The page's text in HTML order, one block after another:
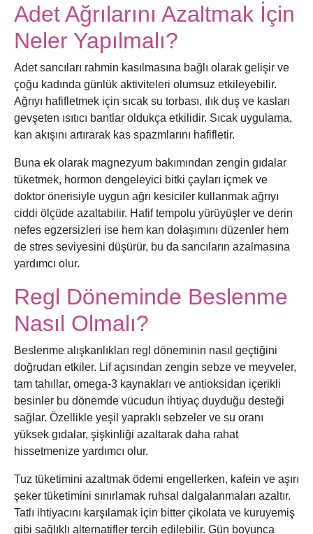
Adet Ağrılarını Azaltmak İçin
Neler Yapılmalı?
Adet sancıları rahmin kasılmasına bağlı olarak gelişir ve
çoğu kadında günlük aktiviteleri olumsuz etkileyebilir.
Ağrıyı hafifletmek için sıcak su torbası, ılık duş ve kasları
gevşeten ısıtıcı bantlar oldukça etkilidir. Sıcak uygulama,
kan akışını artırarak kas spazmlarını hafifletir.
Buna ek olarak magnezyum bakımından zengin gıdalar
tüketmek, hormon dengeleyici bitki çayları içmek ve
doktor önerisiyle uygun ağrı kesiciler kullanmak ağrıyı
ciddi ölçüde azaltabilir. Hafif tempolu yürüyüşler ve derin
nefes egzersizleri ise hem kan dolaşımını düzenler hem
de stres seviyesini düşürür, bu da sancıların azalmasına
yardımcı olur.
Regl Döneminde Beslenme
Nasıl Olmalı?
Beslenme alışkanlıkları regl döneminin nasıl geçtiğini
doğrudan etkiler. Lif açısından zengin sebze ve meyveler,
tam tahıllar, omega-3 kaynakları ve antioksidan içerikli
besinler bu dönemde vücudun ihtiyaç duyduğu desteği
sağlar. Özellikle yeşil yapraklı sebzeler ve su oranı
yüksek gıdalar, şişkinliği azaltarak daha rahat
hissetmenize yardımcı olur.
Tuz tüketimini azaltmak ödemi engellerken, kafein ve aşırı
şeker tüketimini sınırlamak ruhsal dalgalanmaları azaltır.
Tatlı ihtiyacını karşılamak için bitter çikolata ve kuruyemiş
gibi sağlıklı alternatifler tercih edilebilir. Gün boyunca